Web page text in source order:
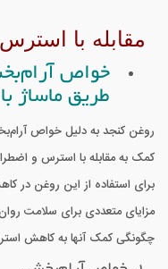
مقابله با
خواص
طریق ماساژ
روغن کنجد به دلیل خواص
کمک به مقابله با استرس و
برای استفاده از این روغن در
مزایای متعددی برای سلامت
چگونگی کمک آنها به کاهش